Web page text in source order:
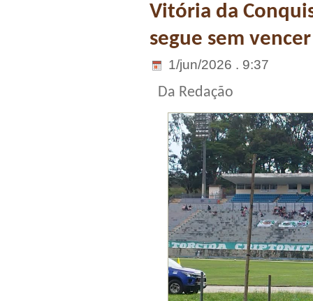
Vitória da
segue sem
1/jun/2026 . 9:37
Da Redação